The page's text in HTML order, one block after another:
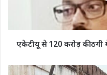
और
जालसाज
पकड़ाएकेटीयू से 120 करोड़ की
दिल्ली